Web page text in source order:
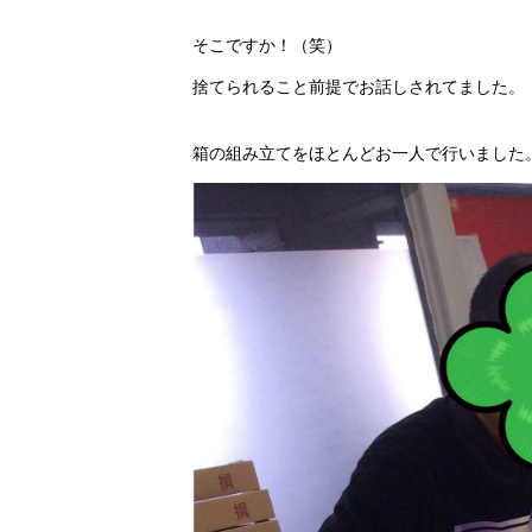
そこですか！（笑）
捨てられること前提でお話しされてました。
箱の組み立てをほとんどお一人で行いました